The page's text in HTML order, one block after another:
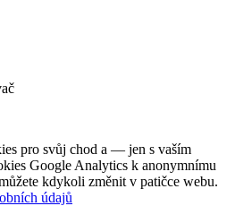
pro svůj chod a — jen s vaším
Google Analytics k anonymnímu
kdykoli změnit v patičce webu.
údajů